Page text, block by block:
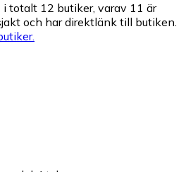
totalt 12 butiker, varav 11 är
och har direktlänk till butiken.